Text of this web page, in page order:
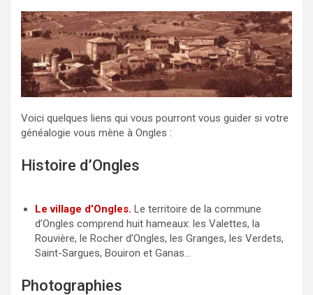
k
Voici quelques liens qui vous pourront vous guider si votre
généalogie vous mène à Ongles :
Histoire d’Ongles
Le village d’Ongles. Le territoire de la commune
d’Ongles comprend huit hameaux: les Valettes, la
Rouvière, le Rocher d’Ongles, les Granges, les Verdets,
Saint-Sargues, Bouiron et Ganas…
Photographies